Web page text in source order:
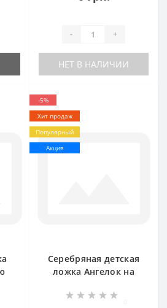
- +
НЕТ В НАЛИЧИИ
-5%
Хит продаж
Популярный
Акция
Серебряная детская
ложка Ангелок на